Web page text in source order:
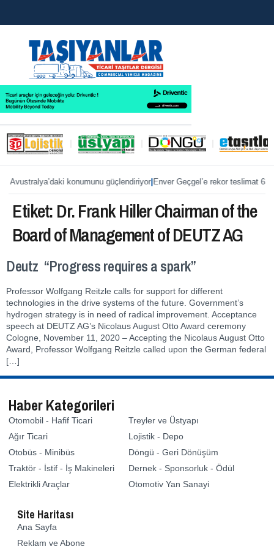
Avustralya’daki konumunu güçlendiriyor|Enver Geçgel’e rekor teslimat 63
Etiket: Dr. Frank Hiller Chairman of the
Board of Management of DEUTZ AG
Deutz “Progress requires a spark”
Professor Wolfgang Reitzle calls for support for different
technologies in the drive systems of the future. Government’s
hydrogen strategy is in need of radical improvement. Acceptance
speech at DEUTZ AG’s Nicolaus August Otto Award ceremony
Cologne, November 11, 2020 – Accepting the Nicolaus August Otto
Award, Professor Wolfgang Reitzle called upon the German federal
[…]
Haber Kategorileri
Otomobil - Hafif Ticari
Ağır Ticari
Otobüs - Minibüs
Traktör - İstif - İş Makineleri
Elektrikli Araçlar
Treyler ve Üstyapı
Lojistik - Depo
Döngü - Geri Dönüşüm
Dernek - Sponsorluk - Ödül
Otomotiv Yan Sanayi
Site Haritası
Ana Sayfa
Reklam ve Abone